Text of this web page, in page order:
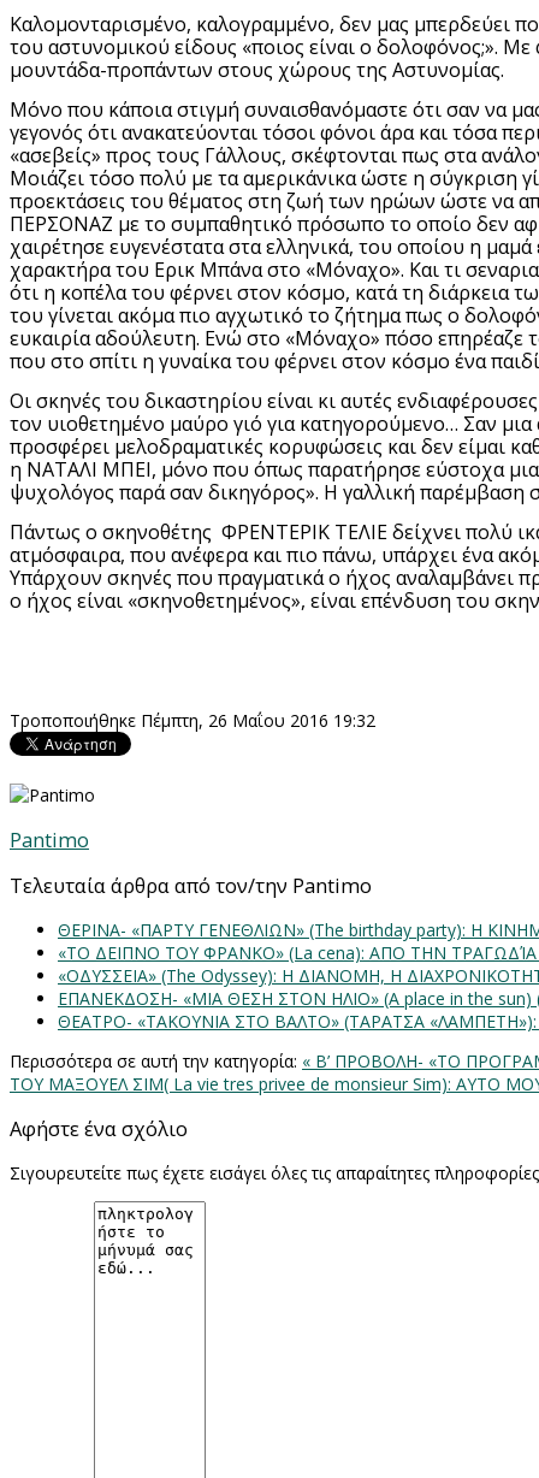
Καλομονταρισμένο, καλογραμμένο, δεν μας μπερδεύει
του αστυνομικού είδους «ποιος είναι ο δολοφόνος;».
μουντάδα-προπάντων στους χώρους της Αστυνομίας.
Μόνο που κάποια στιγμή συναισθανόμαστε ότι σαν να
γεγονός ότι ανακατεύονται τόσοι φόνοι άρα και τόσα
«ασεβείς» προς τους Γάλλους, σκέφτονται πως στα
Μοιάζει τόσο πολύ με τα αμερικάνικα ώστε η σύγκριση
προεκτάσεις του θέματος στη ζωή των ηρώων ώστε να
ΠΕΡΣΟΝΑΖ με το συμπαθητικό πρόσωπο το οποίο δεν
χαιρέτησε ευγενέστατα στα ελληνικά, του οποίου η
χαρακτήρα του Ερικ Μπάνα στο «Μόναχο». Και τι
ότι η κοπέλα του φέρνει στον κόσμο, κατά τη διάρκεια
του γίνεται ακόμα πιο αγχωτικό το ζήτημα πως ο
ευκαιρία αδούλευτη. Ενώ στο «Μόναχο» πόσο επηρέαζε
που στο σπίτι η γυναίκα του φέρνει στον κόσμο ένα
Οι σκηνές του δικαστηρίου είναι κι αυτές
τον υιοθετημένο μαύρο γιό για κατηγορούμενο… Σαν
προσφέρει μελοδραματικές κορυφώσεις και δεν είμαι
η ΝΑΤΑΛΙ ΜΠΕΙ, μόνο που όπως παρατήρησε εύστοχα μια
ψυχολόγος παρά σαν δικηγόρος». Η γαλλική παρέμβαση
Πάντως ο σκηνοθέτης ΦΡΕΝΤΕΡΙΚ ΤΕΛΙΕ δείχνει πολύ
ατμόσφαιρα, που ανέφερα και πιο πάνω, υπάρχει ένα
Υπάρχουν σκηνές που πραγματικά ο ήχος αναλαμβάνει
ο ήχος είναι «σκηνοθετημένος», είναι επένδυση του
Τροποποιήθηκε Πέμπτη, 26 Μαΐου 2016 19:32
Pantimo
Τελευταία άρθρα από τον/την Pantimo
ΘΕΡΙΝΑ- «ΠΑΡΤΥ ΓΕΝΕΘΛΙΩΝ» (The birthday party): H
«ΤΟ ΔΕΙΠΝΟ ΤΟΥ ΦΡΑΝΚΟ» (La cena): ΑΠΟ ΤΗΝ
«ΟΔΥΣΣΕΙΑ» (The Odyssey): Η ΔΙΑΝΟΜΗ, Η
ΕΠΑΝΕΚΔΟΣΗ- «ΜΙΑ ΘΕΣΗ ΣΤΟΝ ΗΛΙΟ» (Α place in the
ΘΕΑΤΡΟ- «ΤΑΚΟΥΝΙΑ ΣΤΟ ΒΑΛΤΟ» (ΤΑΡΑΤΣΑ
Περισσότερα σε αυτή την κατηγορία: « Β’ ΠΡΟΒΟΛΗ- «ΤΟ
ΤΟΥ ΜΑΞΟΥΕΛ ΣΙΜ( La vie tres privee de monsieur Sim): ΑΥΤΟ
Αφήστε ένα σχόλιο
Σιγουρευτείτε πως έχετε εισάγει όλες τις απαραίτητες